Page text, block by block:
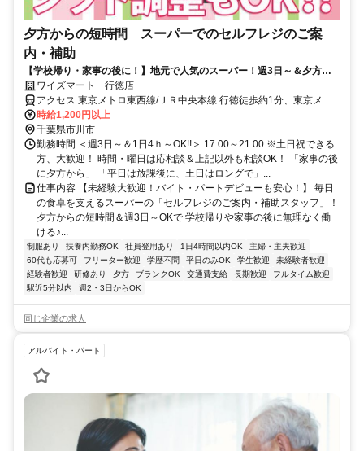
夕方からの短時間 スーパーでのセルフレジのご案
内・補助
【学校帰り・家事の後に！】地元で人気のスーパー！週3日～＆夕方か
らの短時間！従業員割引あり
ワイズマート 行徳店
アクセス 東京メトロ東西線/ＪＲ中央本線 行徳徒歩約1分、東京メト
ロ東西線/ＪＲ中央本線 妙典南口徒歩約18分、東京メトロ東西線/ＪＲ
中央本線 南行徳北口徒歩約21分 東西線「行徳駅」目の前！
時給1,200円以上
千葉県市川市
勤務時間 ＜週3日～＆1日4ｈ～OK!!＞ 17:00～21:00 ※土日祝できる
方、大歓迎！ 時間・曜日は応相談＆上記以外も相談OK！ 「家事の後
に夕方から」 「平日は放課後に、土日はロングで」...
仕事内容 【未経験大歓迎！バイト・パートデビューも安心！】 毎日
の食卓を支えるスーパーの「セルフレジのご案内・補助スタッフ」！
夕方からの短時間＆週3日～OKで 学校帰りや家事の後に無理なく働
ける♪...
制服あり 扶養内勤務OK 社員登用あり 1日4時間以内OK
主婦・主夫歓迎
60代も応募可
フリーター歓迎 学歴不問 平日のみOK 学生歓迎
未経験者歓迎
経験者歓迎
研修あり 夕方 ブランクOK 交通費支給 長期歓迎
フルタイム歓迎
駅近5分以内
週2・3日からOK
同じ企業の求人
アルバイト・パート